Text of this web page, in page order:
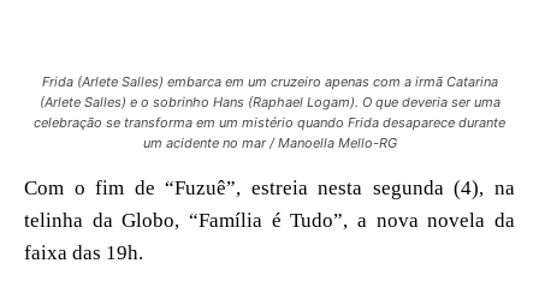
Frida (Arlete Salles) embarca em um cruzeiro apenas com a irmã Catarina
(Arlete Salles) e o sobrinho Hans (Raphael Logam). O que deveria ser uma
celebração se transforma em um mistério quando Frida desaparece durante
um acidente no mar / Manoella Mello-RG
Com o fim de “Fuzuê”, estreia nesta segunda (4), na
telinha da Globo, “Família é Tudo”, a nova novela da
faixa das 19h.